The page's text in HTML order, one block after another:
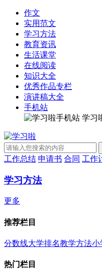
作文
实用范文
学习方法
教育资讯
生活课堂
在线阅读
知识大全
优秀作品专栏
演讲稿大全
手机站
学习
工作总结 申请书 合同 工作
学习方法
更多
推荐栏目
分数线大学排名教学方法小
热门栏目